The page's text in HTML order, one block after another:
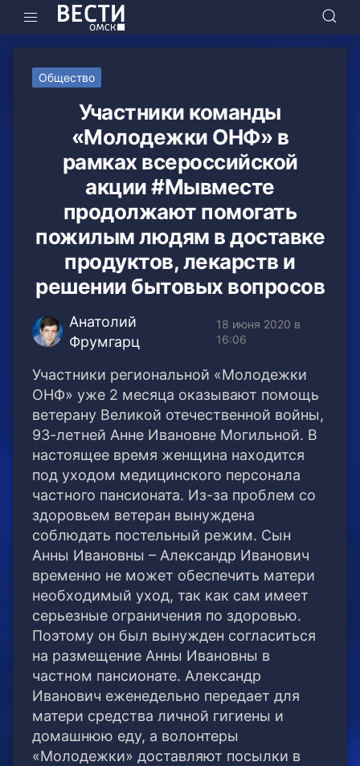
Общество
Участники команды
«Молодежки ОНФ» в
рамках всероссийской
акции #Мывместе
продолжают помогать
пожилым людям в доставке
продуктов, лекарств и
решении бытовых вопросов
Анатолий
Фрумгарц
18 июня 2020 в
16:06
Участники региональной «Молодежки
ОНФ» уже 2 месяца оказывают помощь
ветерану Великой отечественной войны,
93-летней Анне Ивановне Могильной. В
настоящее время женщина находится
под уходом медицинского персонала
частного пансионата. Из-за проблем со
здоровьем ветеран вынуждена
соблюдать постельный режим. Сын
Анны Ивановны – Александр Иванович
временно не может обеспечить матери
необходимый уход, так как сам имеет
серьезные ограничения по здоровью.
Поэтому он был вынужден согласиться
на размещение Анны Ивановны в
частном пансионате. Александр
Иванович еженедельно передает для
матери средства личной гигиены и
домашнюю еду, а волонтеры
«Молодежки» доставляют посылки в